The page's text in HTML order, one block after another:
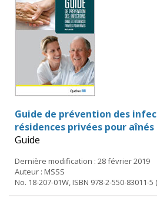
Guide de prévention des
résidences privées pour aînés
Guide
Dernière modification : 28 février 2019
Auteur : MSSS
No. 18-207-01W, ISBN 978-2-550-83011-